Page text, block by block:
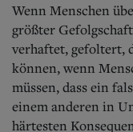
Wenn Menschen
größter
verhaftet, gefoltert,
können, wenn
müssen, dass ein
einem anderen in
härtesten